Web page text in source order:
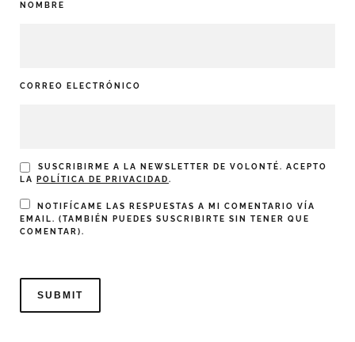
NOMBRE
CORREO ELECTRÓNICO
SUSCRIBIRME A LA NEWSLETTER DE VOLONTÉ. ACEPTO
LA
POLÍTICA DE PRIVACIDAD.
NOTIFÍCAME LAS RESPUESTAS A MI COMENTARIO VÍA
EMAIL. (TAMBIÉN PUEDES SUSCRIBIRTE SIN TENER QUE
COMENTAR).